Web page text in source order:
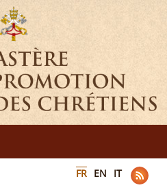
FR EN IT